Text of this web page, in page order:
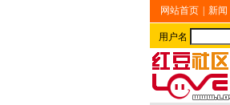
网站首页 新闻
用户名